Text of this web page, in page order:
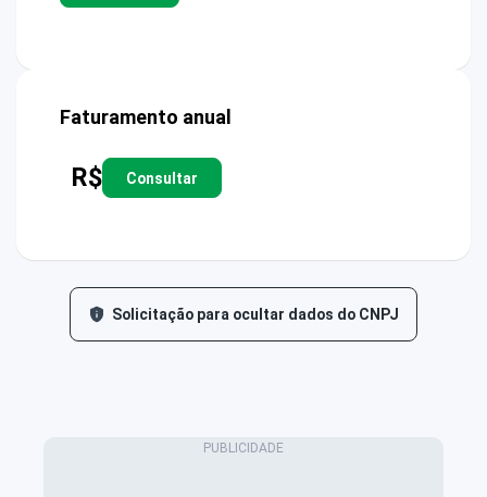
Faturamento anual
R$ Consultar
Solicitação para ocultar dados do CNPJ